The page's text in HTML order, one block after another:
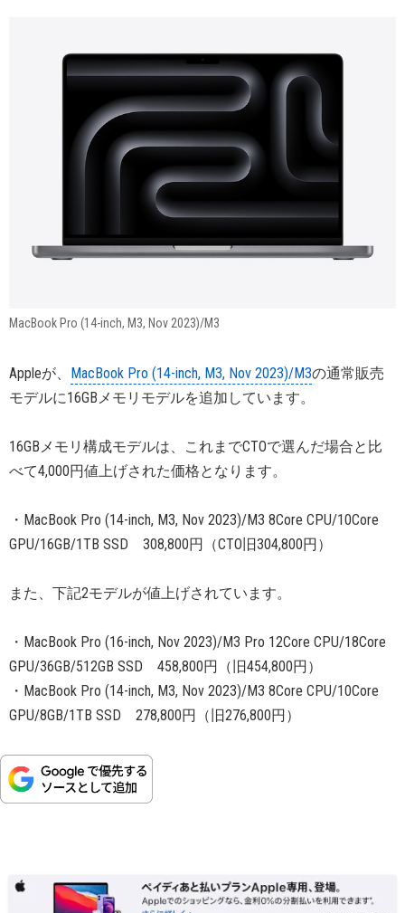
MacBook Pro (14-inch, M3, Nov 2023)/M3
Appleが、 MacBook Pro (14-inch, M3, Nov 2023)/M3の通常販売
モデルに16GBメモリモデルを追加しています。
16GBメモリ構成モデルは、これまでCTOで選んだ場合と比
べて4,000円値上げされた価格となります。
・MacBook Pro (14-inch, M3, Nov 2023)/M3 8Core CPU/10Core
GPU/16GB/1TB SSD 308,800円（CTO旧304,800円）
また、下記2モデルが値上げされています。
・MacBook Pro (16-inch, Nov 2023)/M3 Pro 12Core CPU/18Core
GPU/36GB/512GB SSD 458,800円（旧454,800円）
・MacBook Pro (14-inch, M3, Nov 2023)/M3 8Core CPU/10Core
GPU/8GB/1TB SSD 278,800円（旧276,800円）